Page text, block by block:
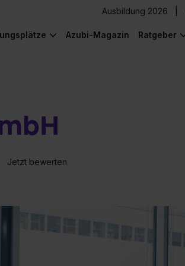
Ausbildung 2026
Azubi-Magazin Ratgeber
Jetzt bewerten